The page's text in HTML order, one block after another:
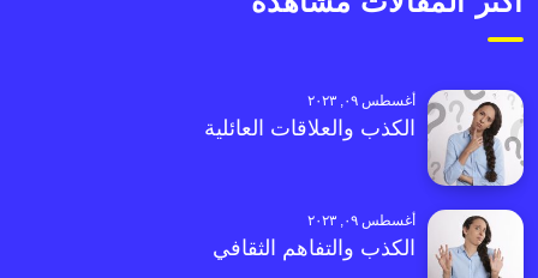
أغسطس ٠٩, ٢٠٢٣
الكذب والعلاقات العائلية
أغسطس ٠٩, ٢٠٢٣
الكذب والتفاهم الثقافي